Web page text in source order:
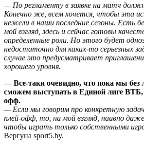
— По регламенту в заявке на матч
Конечно же, всем хочется, чтобы эта
нежели в наши последние сезоны. Есть
мой взгляд, здесь и сейчас готовы
определенные роли. Но этого будет
недостаточно для каких-то серьезных
случае это предусматривает
хорошего уровня.
— Все-таки очевидно, что пока мы без
сможем выступать в Единой лиге ВТБ,
офф.
— Если мы говорим про конкретную
плей-офф, то, на мой взгляд, наивно
чтобы играть только собственными
Вергуна sport5.by.